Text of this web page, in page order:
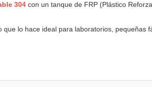
304 con un tanque de FRP (Plástico
lo hace ideal para laboratorios, pequeñas